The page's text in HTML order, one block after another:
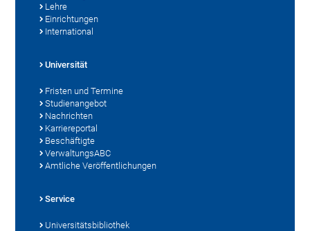
Lehre
Einrichtungen
International
Universität
Fristen und Termine
Studienangebot
Nachrichten
Karriereportal
Beschäftigte
VerwaltungsABC
Amtliche Veröffentlichungen
Service
Universitätsbibliothek